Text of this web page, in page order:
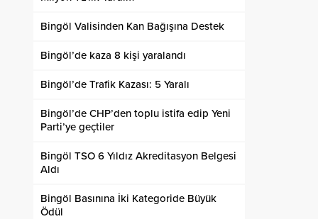
Bingöl Valisinden Kan Bağışına Destek
Bingöl’de kaza 8 kişi yaralandı
Bingöl’de Trafik Kazası: 5 Yaralı
Bingöl’de CHP’den toplu istifa edip Yeni
Parti’ye geçtiler
Bingöl TSO 6 Yıldız Akreditasyon Belgesi
Aldı
Bingöl Basınına İki Kategoride Büyük
Ödül